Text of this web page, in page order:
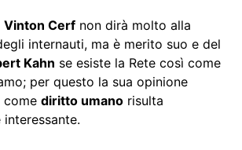
Vinton Cerf non dirà molto alla
internauti, ma è merito suo e del
Kahn se esiste la Rete così come
per questo la sua opinione
come diritto umano risulta